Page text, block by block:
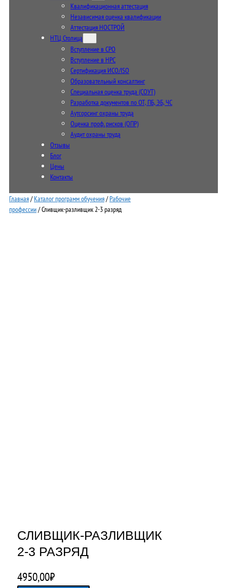
Квалификационная аттестация
Независимая оценка квалификации
Аттестация НОСТРОЙ
НТЦ Столица
Вступление в СРО
Вступление в НРС
Сертификация ИСО/ISO
Образовательный консалтинг
Специальная оценка труда (СОУТ)
Разработка документов по ОТ, ПБ, ЭБ, ЧС
Аутсорсинг охраны труда
Оценка проф. рисков (ОПР)
Аудит охраны труда
Отзывы
Блог
Цены
Контакты
Главная/Каталог программ обучения/Рабочие
профессии/ Сливщик-разливщик 2-3 разряд
СЛИВЩИК-РАЗЛИВЩИК
2-3 РАЗРЯД
4950,00₽